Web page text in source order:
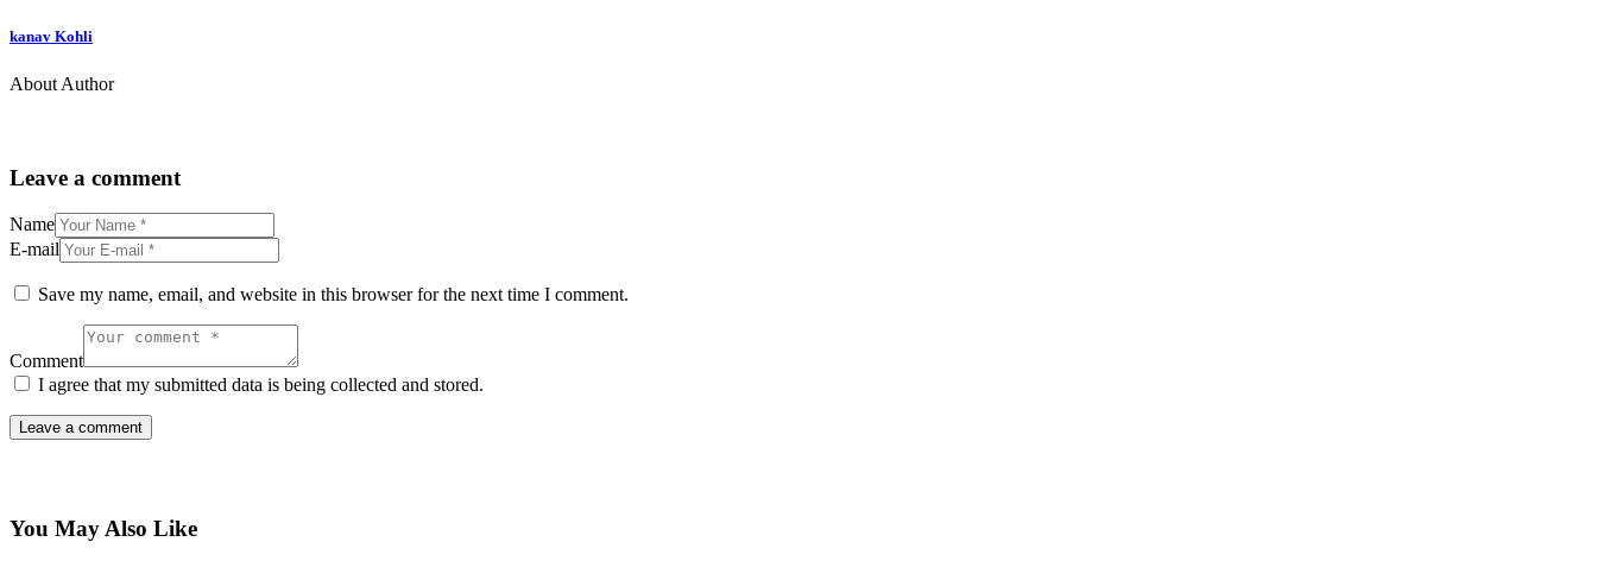
kanav Kohli
About Author
Leave a comment
Name
E-mail
Save my name, email, and website in this browser for the next time I comment.
Comment
I agree that my submitted data is being collected and stored.
You May Also Like